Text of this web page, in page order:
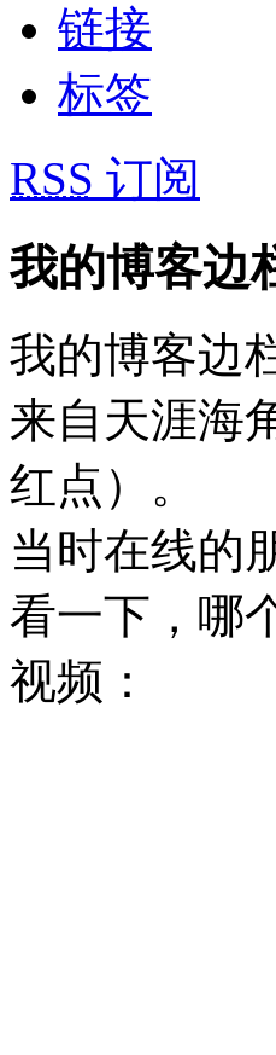
链接
标签
RSS 订阅
我的博客边
我的博客边
来自天涯海
红点）。
当时在线的
看一下，哪
视频：